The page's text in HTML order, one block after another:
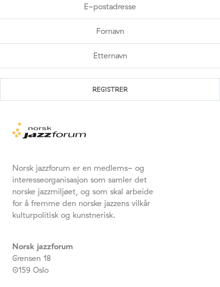
Norsk jazzforum er en medlems- og
interesseorganisasjon som samler det
norske jazzmiljøet, og som skal arbeide
for å fremme den norske jazzens vilkår
kulturpolitisk og kunstnerisk.
Norsk jazzforum
Grensen 18
0159 Oslo